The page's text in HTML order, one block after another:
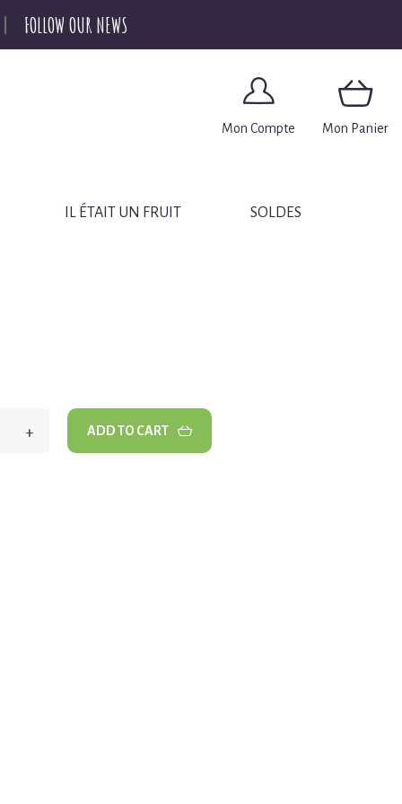
FOLLOW OUR NEWS
Mon Compte Mon Panier
IL ÉTAIT UN FRUIT SOLDES
+ ADD TO CART